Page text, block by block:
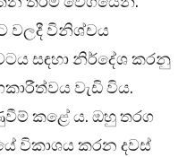
වලදී විනිශ්චය
සඳහා නිර්දේශ කරනු
වැඩි විය.
කළේ ය. ඔහු තරග
විකාශය කරන දවස්